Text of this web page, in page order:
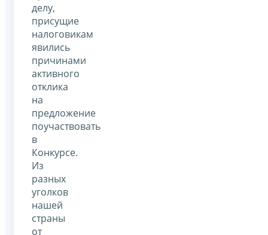
делу,
присущие
налоговикам
явились
причинами
активного
отклика
на
предложение
поучаствовать
в
Конкурсе.
Из
разных
уголков
нашей
страны
от